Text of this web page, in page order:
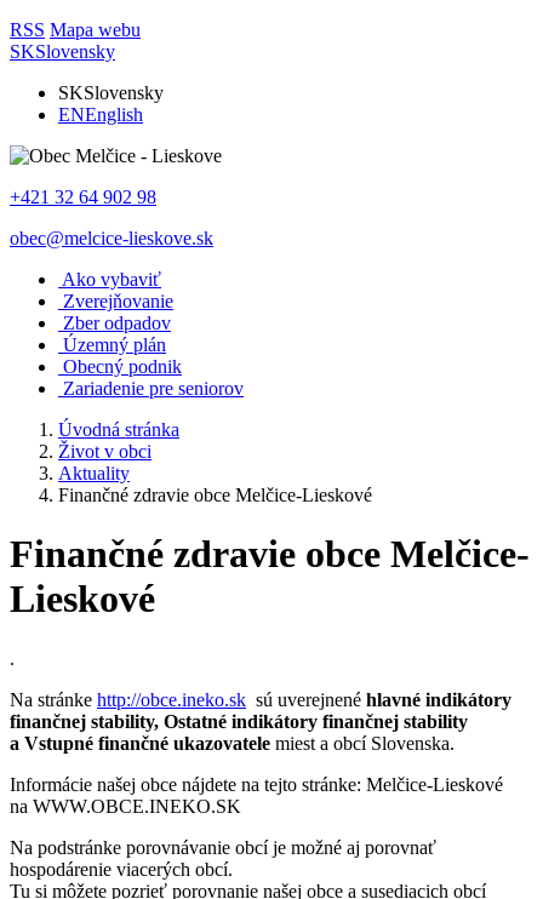
RSS Mapa webu
SKSlovensky
SKSlovensky
ENEnglish
+421 32 64 902 98
obec@melcice-lieskove.sk
Ako vybaviť
Zverejňovanie
Zber odpadov
Územný plán
Obecný podnik
Zariadenie pre seniorov
Úvodná stránka
Život v obci
Aktuality
Finančné zdravie obce Melčice-Lieskové
Finančné zdravie obce Melčice-
Lieskové
.
Na stránke http://obce.ineko.sk sú uverejnené hlavné indikátory
finančnej stability, Ostatné indikátory finančnej stability
a Vstupné finančné ukazovatele miest a obcí Slovenska.
Informácie našej obce nájdete na tejto stránke: Melčice-Lieskové
na WWW.OBCE.INEKO.SK
Na podstránke porovnávanie obcí je možné aj porovnať
hospodárenie viacerých obcí.
Tu si môžete pozrieť porovnanie našej obce a susediacich obcí